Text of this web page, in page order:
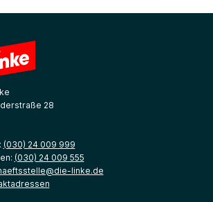
28
(030) 24 009 999
(030) 24 009 555
linke.de